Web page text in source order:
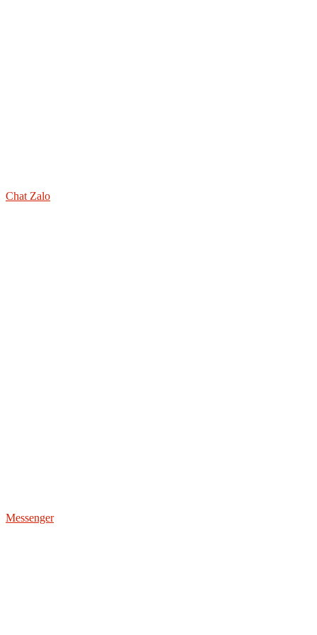
Chat Zalo
Messenger